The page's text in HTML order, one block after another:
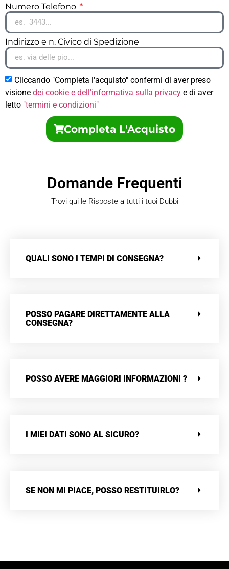
Numero Telefono
Indirizzo e n. Civico di Spedizione
Cliccando "Completa l'acquisto" confermi di aver preso
visione dei cookie e dell'informativa sulla privacy e di aver
letto "termini e condizioni"
Completa L'Acquisto
Domande Frequenti
Trovi qui le Risposte a tutti i tuoi Dubbi
QUALI SONO I TEMPI DI CONSEGNA?
POSSO PAGARE DIRETTAMENTE ALLA
CONSEGNA?
POSSO AVERE MAGGIORI INFORMAZIONI ?
I MIEI DATI SONO AL SICURO?
SE NON MI PIACE, POSSO RESTITUIRLO?